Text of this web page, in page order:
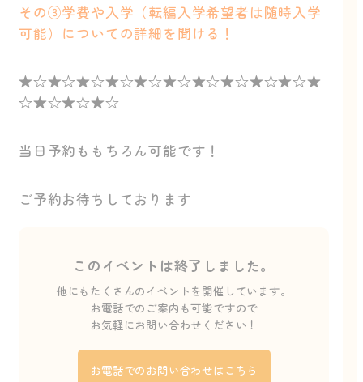
その③学費や入学（転編入学希望者は随時入学
可能）についての詳細を聞ける！
★☆★☆★☆★☆★☆★☆★☆★☆★☆★☆★
☆★☆★☆★☆
当日予約ももちろん可能です！
ご予約お待ちしております
このイベントは終了しました。
他にもたくさんのイベントを開催しています。
お電話でのご案内も可能ですので
お気軽にお問い合わせください！
お電話でのお問い合わせはこちら